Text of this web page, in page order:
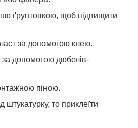
ґрунтовкою, щоб підвищити
за допомогою клею.
за допомогою дюбелів-
піною.
штукатурку, то приклеїти